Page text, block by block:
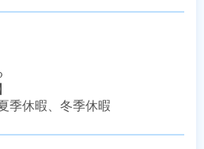
季休暇、冬季休暇